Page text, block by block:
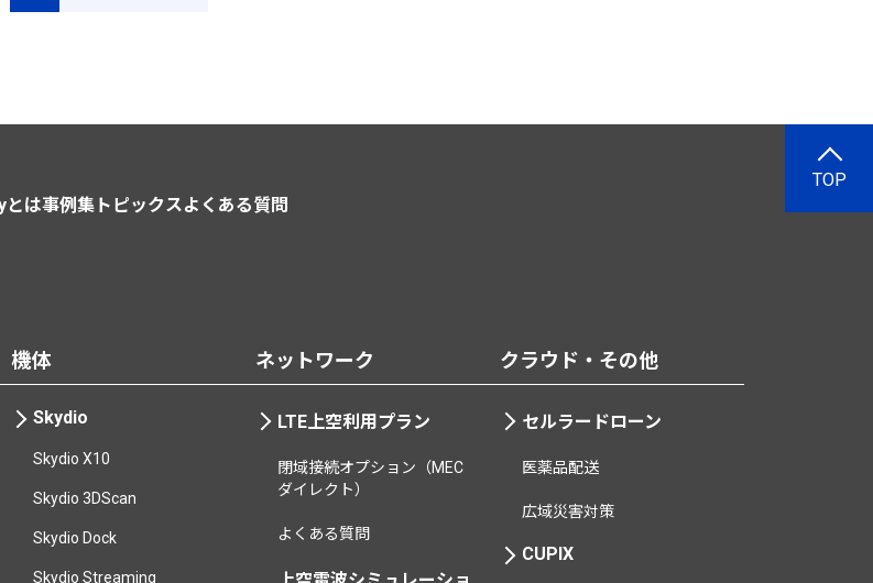
TOP
とは事例集 トピックスよくある質問
機体
Skydio
Skydio X10
Skydio 3DScan
Skydio Dock
Skydio Streaming
ネットワーク
LTE上空利用プラン
閉域接続オプション（MEC
ダイレクト）
よくある質問
クラウド・その他
セルラードローン
医薬品配送
広域災害対策
CUPIX